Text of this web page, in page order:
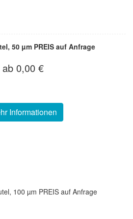
50 µm PREIS auf Anfrage
ab 0,00 €
Informationen